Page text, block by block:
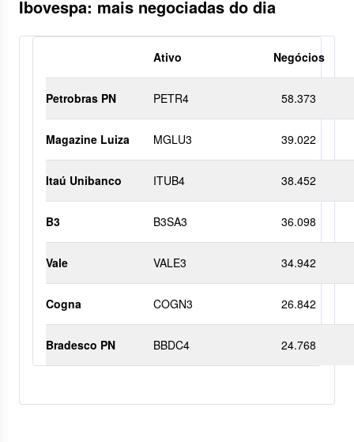
Ibovespa: mais negociadas do dia
Ativo Negócios
Petrobras PN PETR4 58.373
Magazine Luiza MGLU3 39.022
Itaú Unibanco ITUB4 38.452
B3 B3SA3 36.098
Vale VALE3 34.942
Cogna COGN3 26.842
Bradesco PN BBDC4 24.768